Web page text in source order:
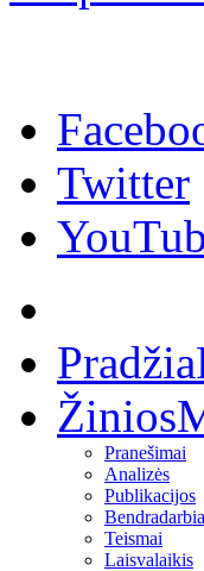
Twitter
Pradžia
Žinios
Pranešimai
Analizės
Publikacijos
Teismai
Laisvalaikis